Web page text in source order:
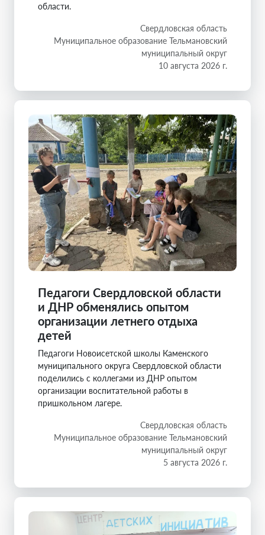
области.
Свердловская область
Муниципальное образование Тельмановский
муниципальный округ
10 августа 2026 г.
Педагоги Свердловской области
и ДНР обменялись опытом
организации летнего отдыха
детей
Педагоги Новоисетской школы Каменского
муниципального округа Свердловской области
поделились с коллегами из ДНР опытом
организации воспитательной работы в
пришкольном лагере.
Свердловская область
Муниципальное образование Тельмановский
муниципальный округ
5 августа 2026 г.